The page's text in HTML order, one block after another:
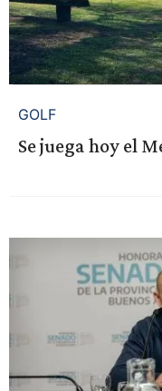
GOLF
Se juega hoy el